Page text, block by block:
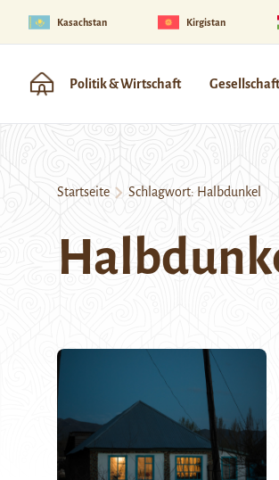
Kasachstan Kirgistan
Politik & Wirtschaft
Startseite Schlagwort: Halbdunkel